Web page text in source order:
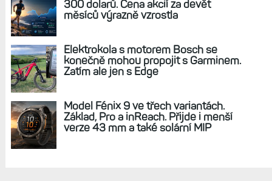
REKLAMA